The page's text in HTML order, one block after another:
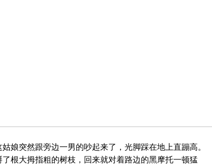
娘突然跟旁边一男的吵起来了，光脚踩在地上直蹦高。
根大拇指粗的树枝，回来就对着路边的黑摩托一顿猛